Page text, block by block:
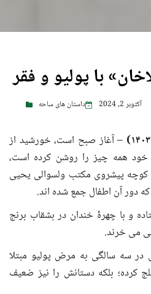
با پولیو و فقر
آکتوبر 2, 2024 داستان های ساحه
) – آغاز صبح است، خورشید از
همه چیز را روشن کرده است،
کوچه پیشروی مکتب ولسوالی یحیی
دور آن اطفال جمع شده اند.
و با چهرۀ خندان در بشقاب برنج
می خرند.
است وی در سه سالگی به مرض پولیو مبتلا
کرده؛ بلکه دستانش را نیز ضعیف